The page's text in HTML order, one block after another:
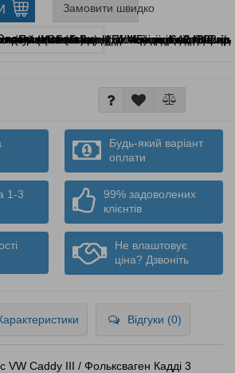
Замовити швидко
частинами
Будь-який варіант
оплати
1-3
99% задоволених
клієнтів
Не влаштовує
ціна? Дзвоніть
Відгуки (0)
VW Caddy III / Фольксваген Кадді 3